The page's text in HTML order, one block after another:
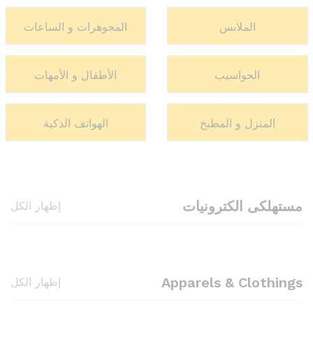
الملابس
الحواسيب
المنزل و المطبخ
المجوهرات و الساعات
الأطفال و الأمهات
الهواتف الذكية
مستهلكى الكترونيات إظهار الكل
Apparels & Clothings إظهار الكل